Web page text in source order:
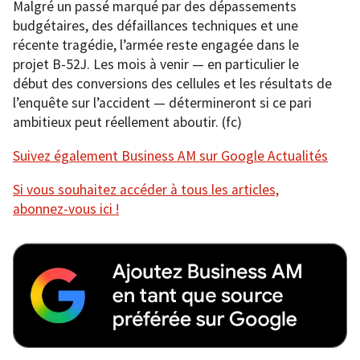
Malgré un passé marqué par des dépassements
budgétaires, des défaillances techniques et une
récente tragédie, l’armée reste engagée dans le
projet B-52J. Les mois à venir — en particulier le
début des conversions des cellules et les résultats de
l’enquête sur l’accident — détermineront si ce pari
ambitieux peut réellement aboutir. (fc)
Suivez également Business AM sur Google Actualités
Si vous souhaitez accéder à tous les articles,
abonnez-vous ici !